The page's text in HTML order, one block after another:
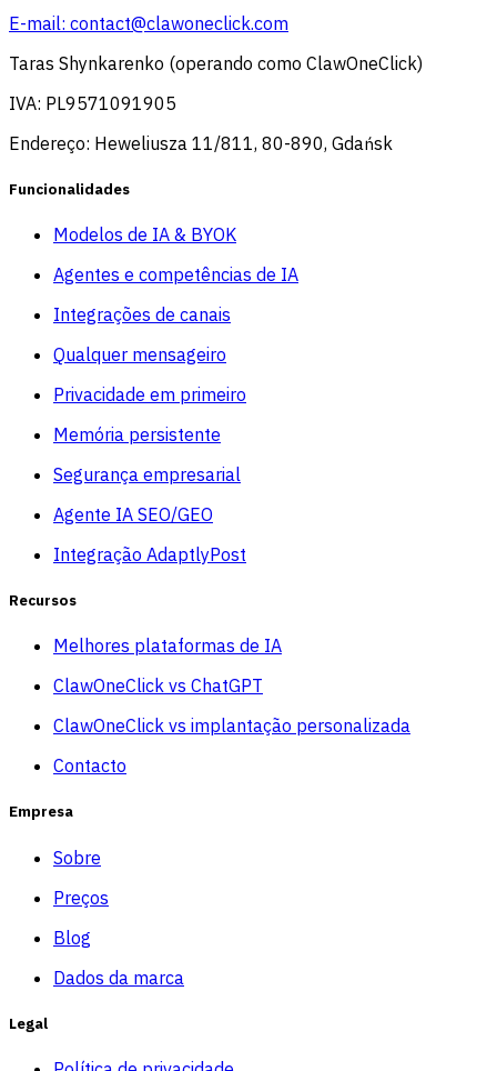
E-mail: contact@clawoneclick.com
Taras Shynkarenko (operando como ClawOneClick)
IVA: PL9571091905
Endereço: Heweliusza 11/811, 80-890, Gdańsk
Funcionalidades
Modelos de IA & BYOK
Agentes e competências de IA
Integrações de canais
Qualquer mensageiro
Privacidade em primeiro
Memória persistente
Segurança empresarial
Agente IA SEO/GEO
Integração AdaptlyPost
Recursos
Melhores plataformas de IA
ClawOneClick vs ChatGPT
ClawOneClick vs implantação personalizada
Contacto
Empresa
Sobre
Preços
Blog
Dados da marca
Legal